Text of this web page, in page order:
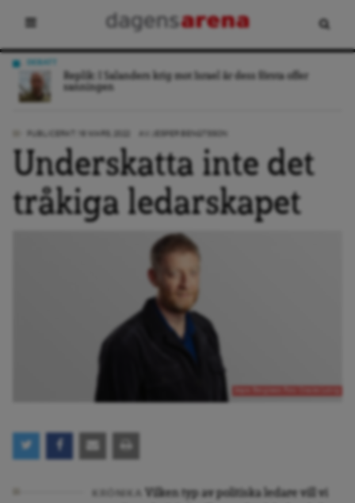
Replik: I Salanders krig mot Israel är dess första offer
sanningen
Underskatta inte det
tråkiga ledarskapet
Vilken typ av politiska ledare vill vi